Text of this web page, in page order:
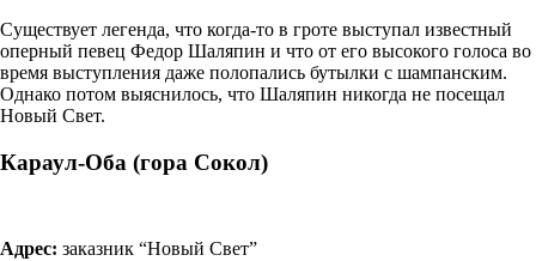
Существует легенда, что когда-то в гроте выступал известный
оперный певец Федор Шаляпин и что от его высокого голоса во
время выступления даже полопались бутылки с шампанским.
Однако потом выяснилось, что Шаляпин никогда не посещал
Новый Свет.
Караул-Оба (гора Сокол)
Адрес: заказник “Новый Свет”